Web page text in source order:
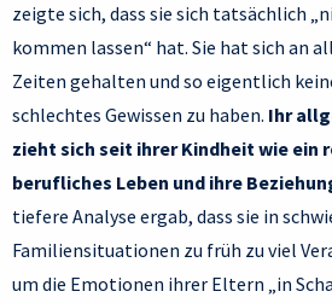
zeigte sich, dass sie sich tatsächlich
kommen lassen“ hat. Sie hat sich an
Zeiten gehalten und so eigentlich
schlechtes Gewissen zu haben. Ihr
zieht sich seit ihrer Kindheit wie ein
berufliches Leben und ihre
tiefere Analyse ergab, dass sie in
Familiensituationen zu früh zu viel
um die Emotionen ihrer Eltern „in